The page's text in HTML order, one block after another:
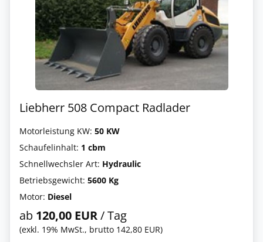
Liebherr 508 Compact Radlader
Motorleistung KW: 50 KW
Schaufelinhalt: 1 cbm
Schnellwechsler Art: Hydraulic
Betriebsgewicht: 5600 Kg
Motor: Diesel
ab 120,00 EUR/ Tag
(exkl. 19% MwSt., brutto 142,80 EUR)